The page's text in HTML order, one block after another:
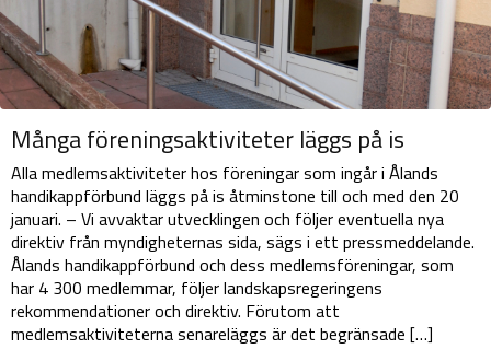
Många föreningsaktiviteter läggs på is
Alla medlemsaktiviteter hos föreningar som ingår i Ålands
handikappförbund läggs på is åtminstone till och med den 20
januari. – Vi avvaktar utvecklingen och följer eventuella nya
direktiv från myndigheternas sida, sägs i ett pressmeddelande.
Ålands handikappförbund och dess medlemsföreningar, som
har 4 300 medlemmar, följer landskapsregeringens
rekommendationer och direktiv. Förutom att
medlemsaktiviteterna senareläggs är det begränsade […]